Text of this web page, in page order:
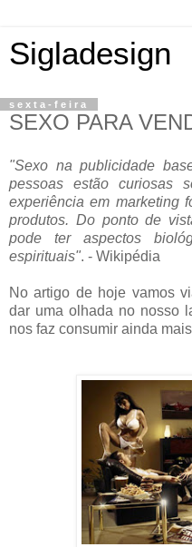
Sigladesign
sexta-feira
SEXO PARA
"Sexo na publicidade
pessoas estão curiosas
experiência em marketing
produtos. Do ponto de
pode ter aspectos
espirituais". - Wikipédia
No artigo de hoje vamos
dar uma olhada no nosso
nos faz consumir ainda